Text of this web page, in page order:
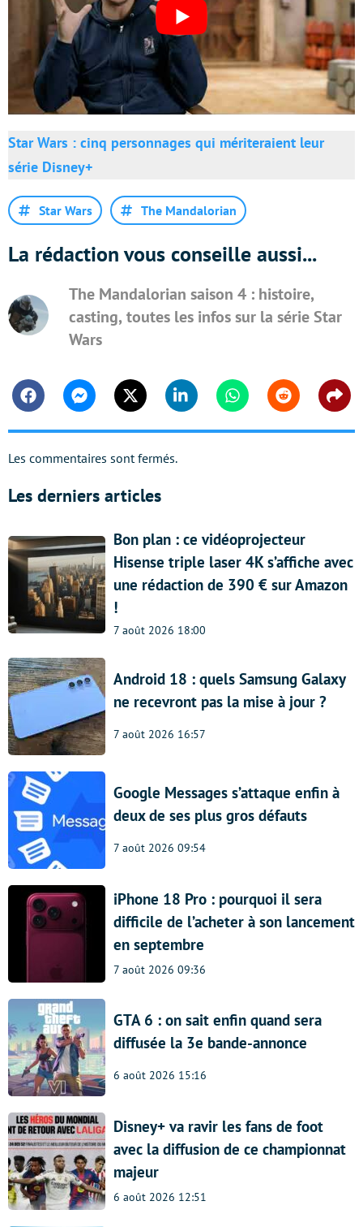
Star Wars : cinq personnages qui mériteraient leur
série Disney+
Star Wars The Mandalorian
La rédaction vous conseille aussi...
The Mandalorian saison 4 : histoire,
casting, toutes les infos sur la série Star
Wars
FacebookMessengerTwitter Linkedin WhatsappReddit
Les commentaires sont fermés.
Les derniers articles
Bon plan : ce vidéoprojecteur
Hisense triple laser 4K s’affiche avec
une rédaction de 390 € sur Amazon
!
7 août 2026 18:00
Android 18 : quels Samsung Galaxy
ne recevront pas la mise à jour ?
7 août 2026 16:57
Google Messages s’attaque enfin à
deux de ses plus gros défauts
7 août 2026 09:54
iPhone 18 Pro : pourquoi il sera
difficile de l’acheter à son lancement
en septembre
7 août 2026 09:36
GTA 6 : on sait enfin quand sera
diffusée la 3e bande-annonce
6 août 2026 15:16
Disney+ va ravir les fans de foot
avec la diffusion de ce championnat
majeur
6 août 2026 12:51